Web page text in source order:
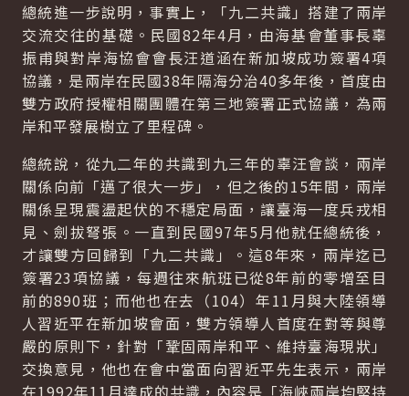
總統進一步說明，事實上，「九二共識」搭建了兩岸
交流交往的基礎。民國82年4月，由海基會董事長辜
振甫與對岸海協會會長汪道涵在新加坡成功簽署4項
協議，是兩岸在民國38年隔海分治40多年後，首度由
雙方政府授權相關團體在第三地簽署正式協議，為兩
岸和平發展樹立了里程碑。
總統說，從九二年的共識到九三年的辜汪會談，兩岸
關係向前「邁了很大一步」，但之後的15年間，兩岸
關係呈現震盪起伏的不穩定局面，讓臺海一度兵戎相
見、劍拔弩張。一直到民國97年5月他就任總統後，
才讓雙方回歸到「九二共識」。這8年來，兩岸迄已
簽署23項協議，每週往來航班已從8年前的零增至目
前的890班；而他也在去（104）年11月與大陸領導
人習近平在新加坡會面，雙方領導人首度在對等與尊
嚴的原則下，針對「鞏固兩岸和平、維持臺海現狀」
交換意見，他也在會中當面向習近平先生表示，兩岸
在1992年11月達成的共識，內容是「海峽兩岸均堅持